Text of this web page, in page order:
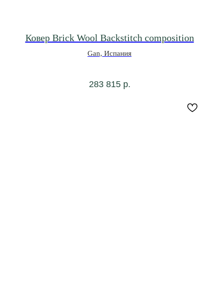
Ковер Brick Wool Backstitch composition
Gan, Испания
283 815 р.